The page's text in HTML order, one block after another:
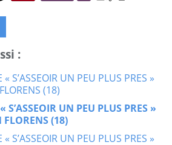
:
S’ASSEOIR UN PEU PLUS PRES »
FLORENS (18)